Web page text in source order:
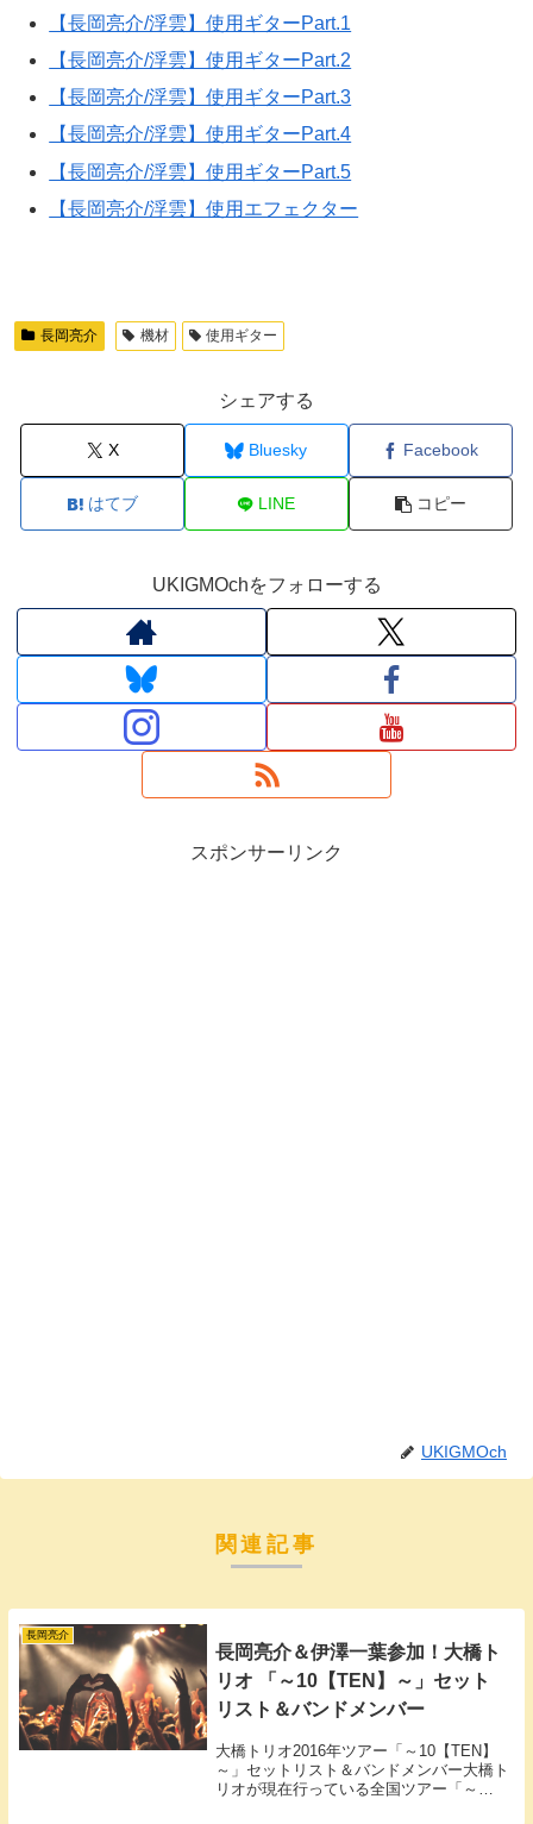
【長岡亮介/浮雲】使用ギターPart.1
【長岡亮介/浮雲】使用ギターPart.2
【長岡亮介/浮雲】使用ギターPart.3
【長岡亮介/浮雲】使用ギターPart.4
【長岡亮介/浮雲】使用ギターPart.5
【長岡亮介/浮雲】使用エフェクター
長岡亮介 機材 使用ギター
シェアする
X Bluesky Facebook
はてブ LINE コピー
UKIGMOchをフォローする
スポンサーリンク
UKIGMOch
関連記事
長岡亮介
長岡亮介＆伊澤一葉参加！大橋ト
リオ 「～10【TEN】～」セット
リスト＆バンドメンバー
大橋トリオ2016年ツアー「～10【TEN】
～」セットリスト＆バンドメンバー大橋ト
リオが現在行っている全国ツアー「～